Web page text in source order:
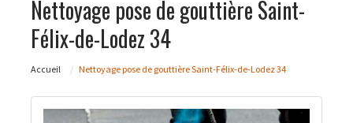
Nettoyage pose de gouttière Saint-
Félix-de-Lodez 34
Accueil Nettoyage pose de gouttière Saint-Félix-de-Lodez 34